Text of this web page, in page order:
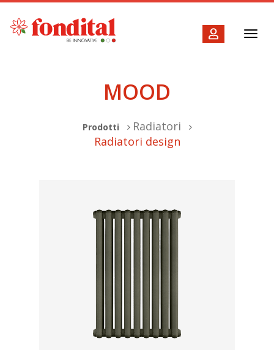
MOOD
Prodotti
Radiatori
Radiatori design